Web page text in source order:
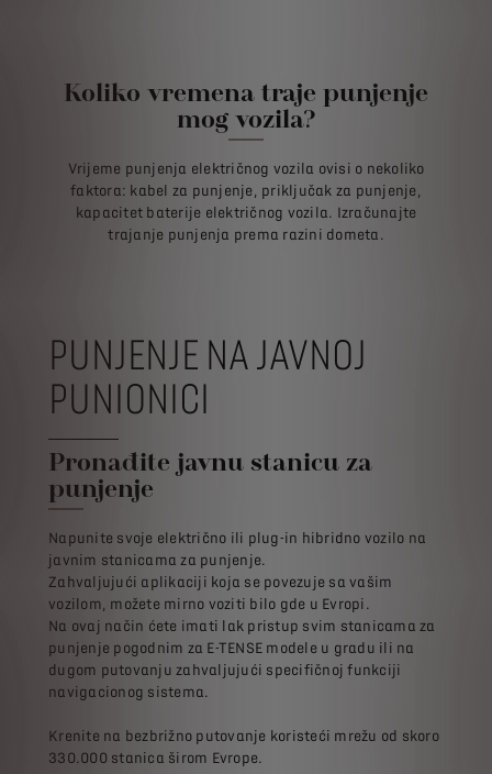
Koliko vremena traje punjenje
mog vozila?
Vrijeme punjenja električnog vozila ovisi o nekoliko
faktora: kabel za punjenje, priključak za punjenje,
kapacitet baterije električnog vozila. Izračunajte
trajanje punjenja prema razini dometa.
PUNJENJE NA JAVNOJ
PUNIONICI
Pronađite javnu stanicu za
punjenje
Napunite svoje električno ili plug-in hibridno vozilo na
javnim stanicama za punjenje.
Zahvaljujući aplikaciji koja se povezuje sa vašim
vozilom, možete mirno voziti bilo gde u Evropi.
Na ovaj način ćete imati lak pristup svim stanicama za
punjenje pogodnim za E-TENSE modele u gradu ili na
dugom putovanju zahvaljujući specifičnoj funkciji
navigacionog sistema.
Krenite na bezbrižno putovanje koristeći mrežu od skoro
330.000 stanica širom Evrope.